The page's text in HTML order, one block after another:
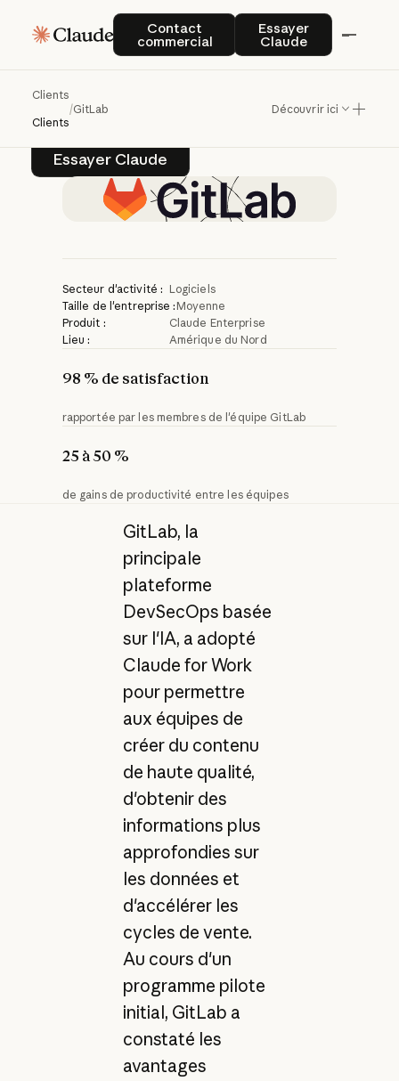
Contact
commercial
Contact commercial
Essayer
Claude
Essayer Claude
Clients
Clients
/GitLab Découvrir ici
GitLabaméliorela
productivitéavec
Claude
Essayer Claude
Essayer Claude
Secteur d'activité : Logiciels
Taille de l'entreprise : Moyenne
Produit :
Claude Enterprise
Lieu :
Amérique du Nord
98 % de satisfaction
rapportée par les membres de l'équipe GitLab
25 à 50 %
de gains de productivité entre les équipes
GitLab, la
principale
plateforme
DevSecOps basée
sur l'IA, a adopté
Claude for Work
pour permettre
aux équipes de
créer du contenu
de haute qualité,
d'obtenir des
informations plus
approfondies sur
les données et
d'accélérer les
cycles de vente.
Au cours d'un
programme pilote
initial, GitLab a
constaté les
avantages